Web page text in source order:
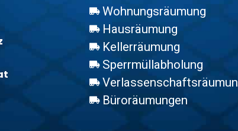
Wohnungsräumung
Hausräumung
Kellerräumung
Sperrmüllabholung
Büroräumungen